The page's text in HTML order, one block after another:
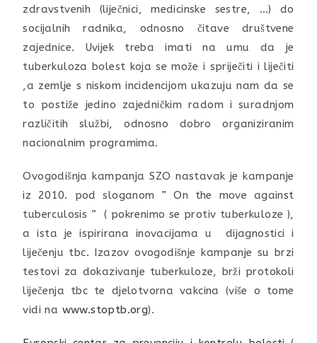
zdravstvenih (liječnici, medicinske sestre, …) do
socijalnih radnika, odnosno čitave društvene
zajednice. Uvijek treba imati na umu da je
tuberkuloza bolest koja se može i spriječiti i liječiti
,a zemlje s niskom incidencijom ukazuju nam da se
to postiže jedino zajedničkim radom i suradnjom
različitih službi, odnosno dobro organiziranim
nacionalnim programima.
Ovogodišnja kampanja SZO nastavak je kampanje
iz 2010. pod sloganom ” On the move against
tuberculosis ” ( pokrenimo se protiv tuberkuloze ),
a ista je ispirirana inovacijama u dijagnostici i
liječenju tbc. Izazov ovogodišnje kampanje su brzi
testovi za dokazivanje tuberkuloze, brži protokoli
liječenja tbc te djelotvorna vakcina (više o tome
vidi na www.stoptb.org).